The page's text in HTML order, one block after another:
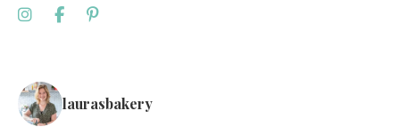
laurasbakery